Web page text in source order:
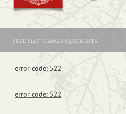
free slot games quick hits
error code: 522
error code: 522